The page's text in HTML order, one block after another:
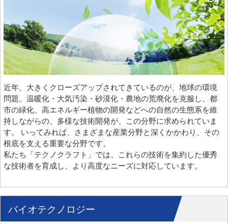
近年、大きくクローズアップされてきているのが、地球の環境
問題。温暖化・大気汚染・砂漠化・農地の荒廃化を克服し、都
市の緑化、高エネルギー植物の開発などへの自然の生態系を維
持しながらの、多様な技術開発が、この分野に求められていま
す。 いってみれば、さまざまな産業分野と深くかかわり、その
根底を支える重要な分野です。
私たち「テクノクラフト」では、これらの技術を集約した優秀
な技術者を育成し、より高度なニーズに対応しています。
バイオテクノロジー